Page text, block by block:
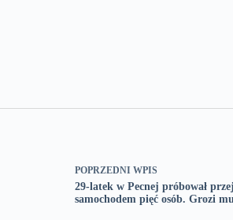
POPRZEDNI WPIS
29-latek w Pecnej próbował
samochodem pięć osób. Grozi